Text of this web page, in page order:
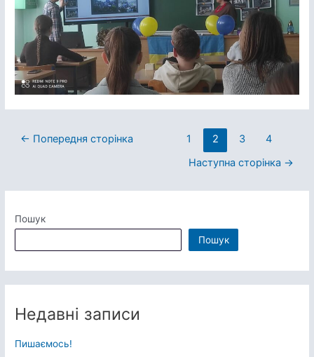
Пагінація
← Попередня сторінка 1 2 3
4
Наступна сторінка →
Пошук
Пошук
Недавні записи
Пишаємось!